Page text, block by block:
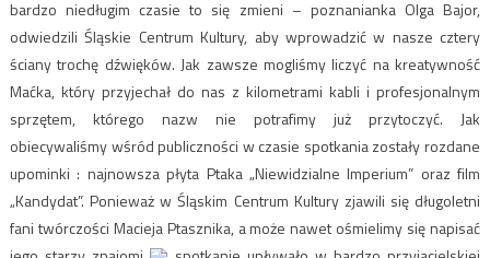
bardzo niedługim czasie to się zmieni – poznanianka Olga Bajor,
odwiedzili Śląskie Centrum Kultury, aby wprowadzić w nasze cztery
ściany trochę dźwięków. Jak zawsze mogliśmy liczyć na kreatywność
Maćka, który przyjechał do nas z kilometrami kabli i profesjonalnym
sprzętem, którego nazw nie potrafimy już przytoczyć. Jak
obiecywaliśmy wśród publiczności w czasie spotkania zostały rozdane
upominki : najnowsza płyta Ptaka „Niewidzialne Imperium” oraz film
„Kandydat”. Ponieważ w Śląskim Centrum Kultury zjawili się długoletni
fani twórczości Macieja Ptasznika, a może nawet ośmielimy się napisać